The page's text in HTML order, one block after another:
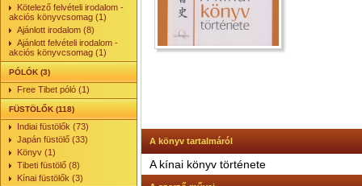
Kötelező felvételi irodalom -
akciós könyvcsomag (1)
Ajánlott irodalom (8)
Ajánlott felvételi irodalom -
akciós könyvcsomag (1)
PÓLÓK (3)
Free Tibet póló (1)
FÜSTÖLŐK (118)
Indiai füstölők (73)
Japán füstölő (33)
Könyv (1)
Tibeti füstölő (8)
Kínai füstölők (3)
A könyv tartalmáról
A kínai könyv története